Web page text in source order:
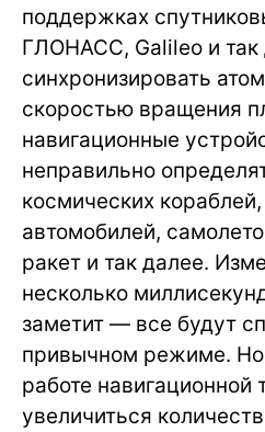
поддержках
ГЛОНАСС, Galileo и так
синхронизировать
скоростью вращения
навигационные
неправильно
космических
автомобилей,
ракет и так далее.
несколько
заметит — все будут
привычном режиме. Но
работе навигационной
увеличиться